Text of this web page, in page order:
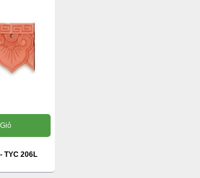
TYC 206L